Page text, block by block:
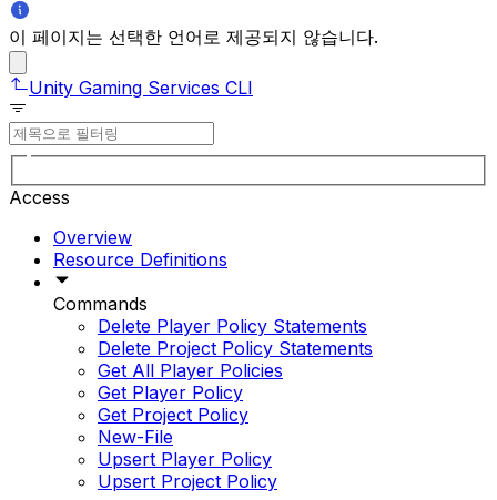
이 페이지는 선택한 언어로 제공되지 않습니다.
Unity Gaming Services CLI
Access
Overview
Resource Definitions
Commands
Delete Player Policy Statements
Delete Project Policy Statements
Get All Player Policies
Get Player Policy
Get Project Policy
New-File
Upsert Player Policy
Upsert Project Policy